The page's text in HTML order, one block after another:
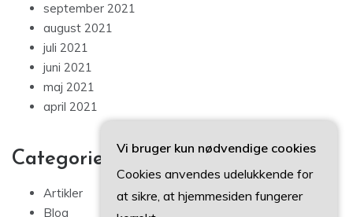
september 2021
august 2021
juli 2021
juni 2021
maj 2021
april 2021
Categories
Artikler
Blog
Vi bruger kun nødvendige cookies
Cookies anvendes udelukkende for
at sikre, at hjemmesiden fungerer